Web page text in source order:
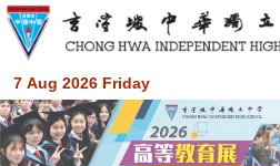
7 Aug 2026 Friday